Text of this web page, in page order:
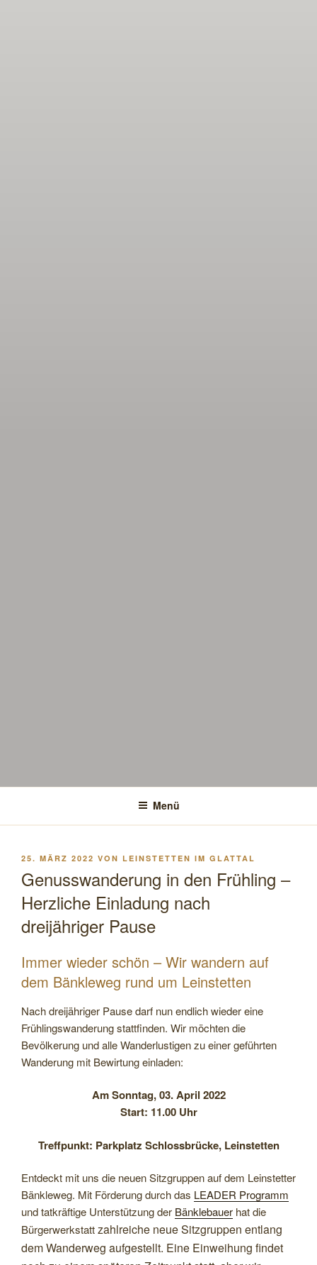
Menü
VERÖFFENTLICHT
25. MÄRZ 2022 VON LEINSTETTEN IM GLATTAL
Genusswanderung in den Frühling –
Herzliche Einladung nach
dreijähriger Pause
Immer wieder schön – Wir wandern auf
dem Bänkleweg rund um Leinstetten
Nach dreijähriger Pause darf nun endlich wieder eine
Frühlingswanderung stattfinden. Wir möchten die
Bevölkerung und alle Wanderlustigen zu einer geführten
Wanderung mit Bewirtung einladen:
Am Sonntag, 03. April 2022
Start: 11.00 Uhr
Treffpunkt: Parkplatz Schlossbrücke, Leinstetten
Entdeckt mit uns die neuen Sitzgruppen auf dem Leinstetter
Bänkleweg. Mit Förderung durch das LEADER Programm
und tatkräftige Unterstützung der Bänklebauer hat die
Bürgerwerkstattzahlreiche neue Sitzgruppen entlang
dem Wanderweg aufgestellt. Eine Einweihung findet